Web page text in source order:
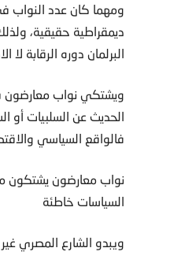
ومهما كان عدد النواب
ديمقراطية حقيقية،
البرلمان دوره الرقابة
ويشتكي نواب معارضون
الحديث عن السلبيات أو
فالواقع السياسي
نواب معارضون يشتكون
السياسات خاطئة
ويبدو الشارع المصري